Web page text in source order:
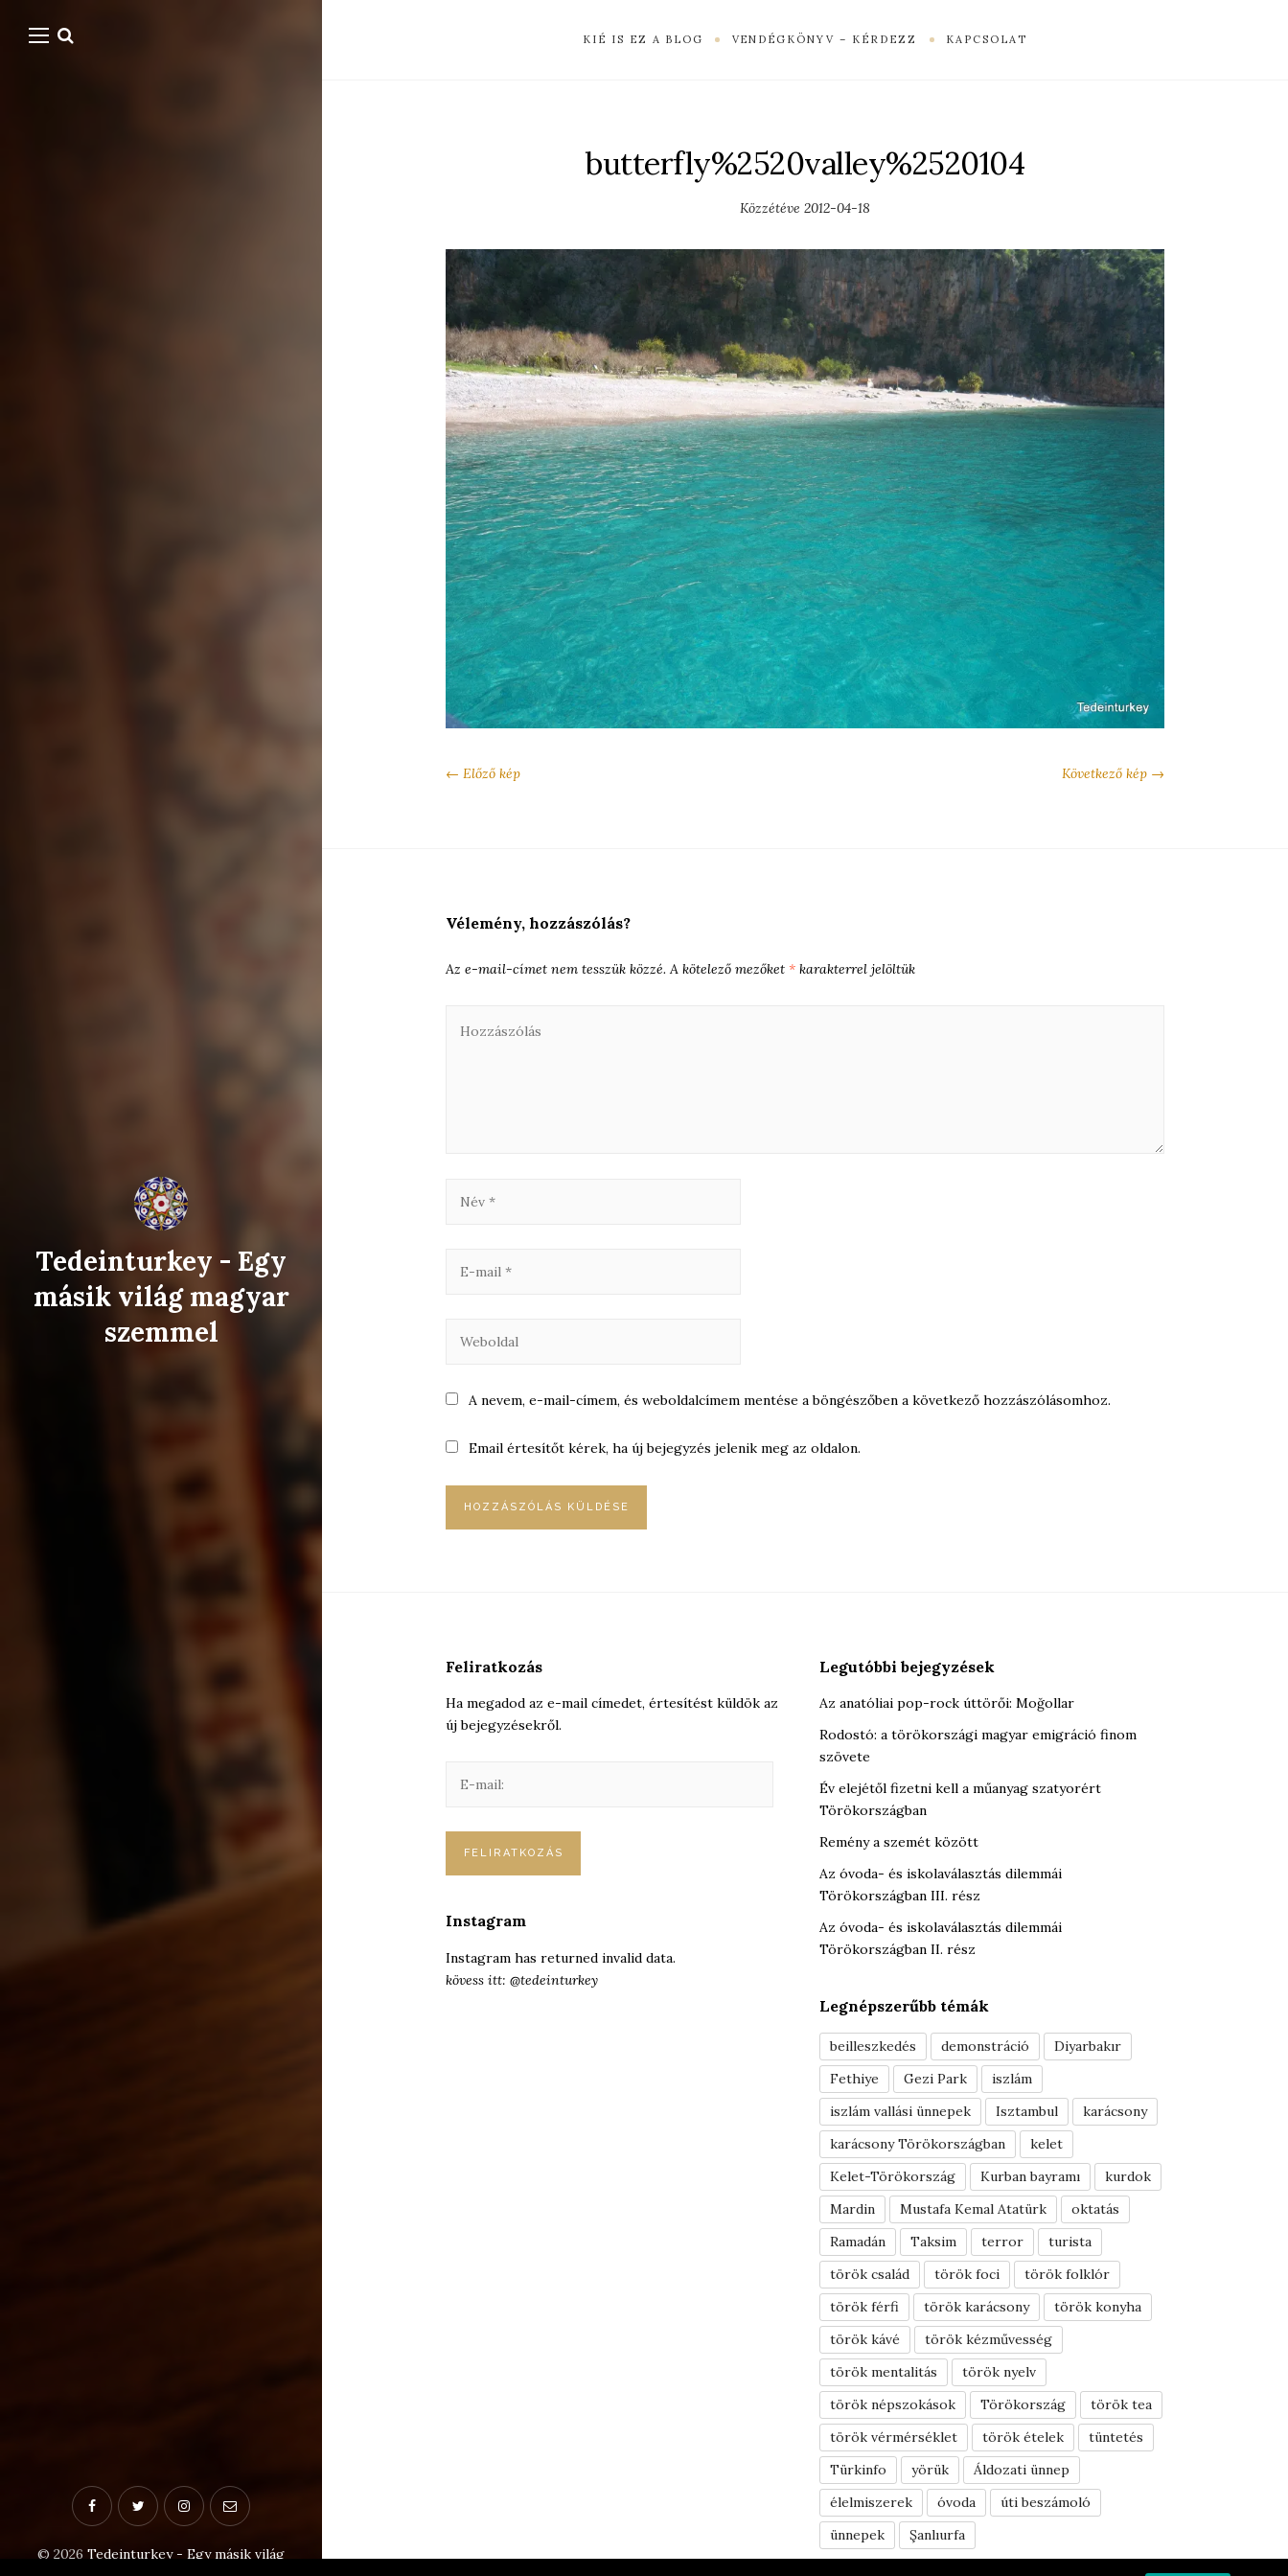
Tedeinturkey - Egy
másik világ magyar
szemmel
© 2026 Tedeinturkey - Egy másik világ
KIÉ IS EZ A BLOG VENDÉGKÖNYV – KÉRDEZZ KAPCSOLAT
butterfly%2520valley%2520104
Közzétéve 2012-04-18
← Előző kép Következő kép →
Vélemény, hozzászólás?
Az e-mail-címet nem tesszük közzé. A kötelező mezőket * karakterrel jelöltük
A nevem, e-mail-címem, és weboldalcímem mentése a böngészőben a következő hozzászólásomhoz.
Email értesítőt kérek, ha új bejegyzés jelenik meg az oldalon.
Feliratkozás
Ha megadod az e-mail címedet, értesítést küldök az
új bejegyzésekről.
Instagram
Instagram has returned invalid data.
kövess itt: @tedeinturkey
Legutóbbi bejegyzések
Az anatóliai pop-rock úttörői: Moğollar
Rodostó: a törökországi magyar emigráció finom
szövete
Év elejétől fizetni kell a műanyag szatyorért
Törökországban
Remény a szemét között
Az óvoda- és iskolaválasztás dilemmái
Törökországban III. rész
Az óvoda- és iskolaválasztás dilemmái
Törökországban II. rész
Legnépszerűbb témák
beilleszkedés demonstráció
Diyarbakır
Fethiye
Gezi Park
iszlám
iszlám vallási ünnepek
Isztambul
karácsony
karácsony Törökországban
kelet
Kelet-Törökország
Kurban bayramı
kurdok
Mardin
Mustafa Kemal Atatürk
oktatás
Ramadán
Taksim terror
turista
török család
török foci
török folklór
török férfi
török karácsony
török konyha
török kávé
török kézművesség
török mentalitás
török nyelv
török népszokások
Törökország
török tea
török vérmérséklet
török ételek
tüntetés
Türkinfo
yörük
Áldozati ünnep
élelmiszerek
óvoda
úti beszámoló
ünnepek
Şanlıurfa